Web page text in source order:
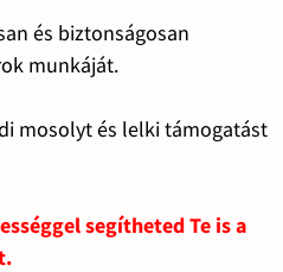
és biztonságosan
munkáját.
mosolyt és lelki támogatást
segítheted Te is a